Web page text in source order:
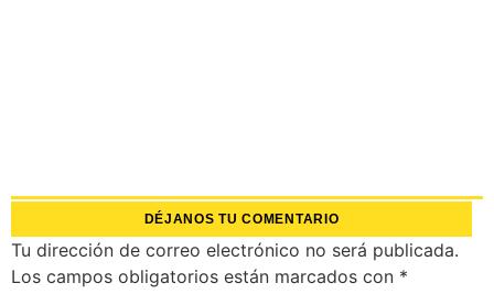
DÉJANOS TU COMENTARIO
Tu dirección de correo electrónico no será publicada.
Los campos obligatorios están marcados con *